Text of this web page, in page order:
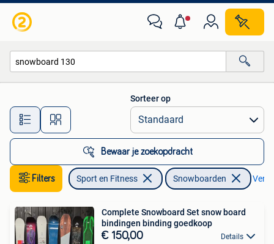
Alle afstanden…
Sorteer op
Bewaar je zoekopdracht
Filters Sport en Fitness Snowboarden
Complete Snowboard Set snow board
bindingen binding goedkoop
€ 150,00 Details